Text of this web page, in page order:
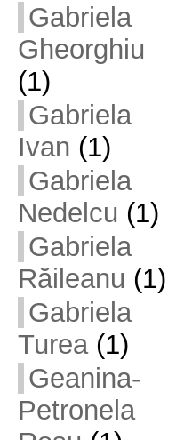
Gabriela
Gheorghiu
(1)
Gabriela
Ivan (1)
Gabriela
Nedelcu (1)
Gabriela
Răileanu (1)
Gabriela
Turea(1)
Geanina-
Petronela